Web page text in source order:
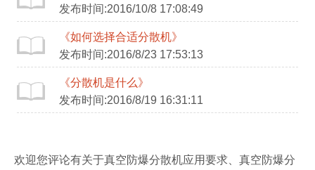
发布时间:2016/10/8 17:08:49
《如何选择合适分散机》
发布时间:2016/8/23 17:53:13
《分散机是什么》
发布时间:2016/8/19 16:31:11
欢迎您评论有关于真空防爆分散机应用要求、 真空防爆分